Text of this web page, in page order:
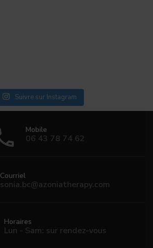
Suivre sur Instagram
Mobile
06 43 78 74 62
Courriel
sonia.bc@azoniatherapy.com
Horaires
Lun - Sam: sur rendez-vous